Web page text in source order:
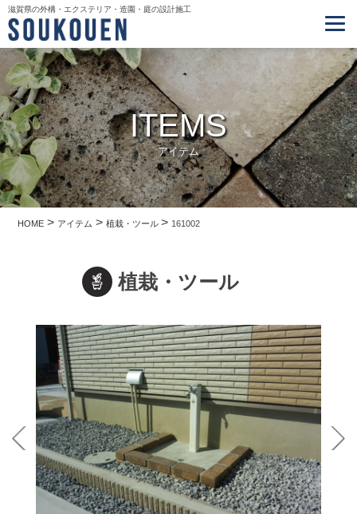
滋賀県の外構・エクステリア・造園・庭の設計施工
ITEMS
アイテム
HOME > アイテム >植栽・ツール> 161002
植栽・ツール